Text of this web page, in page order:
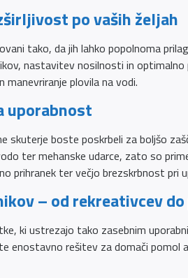
po vaših željah
tako, da jih lahko popolnoma
nastavitev nosilnosti in
manevriranje plovila na vodi.
uporabnost
skuterje boste poskrbeli za boljšo
ter mehanske udarce, zato so
prihranek ter večjo brezskrbnost pri
– od rekreativcev
ki ustrezajo tako zasebnim
enostavno rešitev za domači